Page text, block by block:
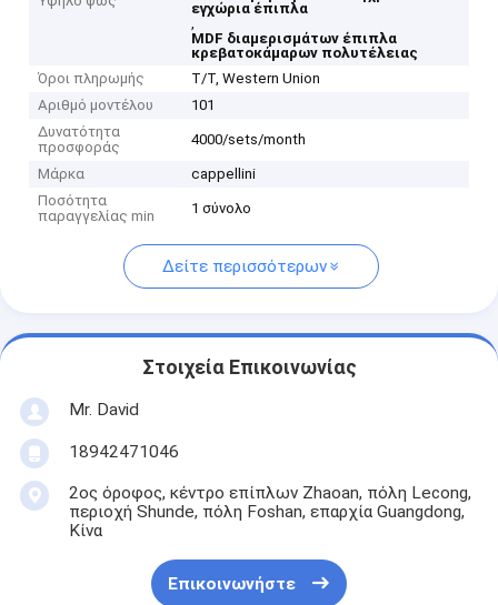
εγχώρια έπιπλα
,
MDF διαμερισμάτων έπιπλα
κρεβατοκάμαρων πολυτέλειας
Όροι πληρωμής
T/T, Western Union
Αριθμό μοντέλου
101
Δυνατότητα
προσφοράς
4000/sets/month
Μάρκα
cappellini
Ποσότητα
παραγγελίας min
1 σύνολο
Δείτε περισσότερων
Στοιχεία Επικοινωνίας
Mr. David
18942471046
2ος όροφος, κέντρο επίπλων Zhaoan, πόλη Lecong,
περιοχή Shunde, πόλη Foshan, επαρχία Guangdong,
Κίνα
Επικοινωνήστε